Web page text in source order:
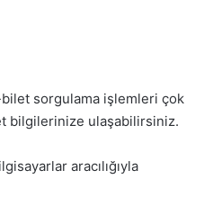
sorgulama işlemleri çok
bilgilerinize ulaşabilirsiniz.
aracılığıyla